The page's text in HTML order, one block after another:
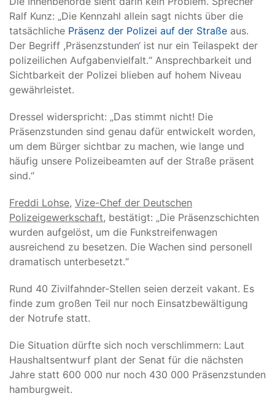
Ralf Kunz: „Die Kennzahl allein sagt nichts über die
tatsächliche Präsenz der Polizei auf der Straße aus.
Der Begriff ,Präsenzstunden‘ ist nur ein Teilaspekt der
polizeilichen Aufgabenvielfalt.“ Ansprechbarkeit und
Sichtbarkeit der Polizei blieben auf hohem Niveau
gewährleistet.
Dressel widerspricht: „Das stimmt nicht! Die
Präsenzstunden sind genau dafür entwickelt worden,
um dem Bürger sichtbar zu machen, wie lange und
häufig unsere Polizeibeamten auf der Straße präsent
sind.“
Freddi Lohse, Vize-Chef der Deutschen
Polizeigewerkschaft, bestätigt: „Die Präsenzschichten
wurden aufgelöst, um die Funkstreifenwagen
ausreichend zu besetzen. Die Wachen sind personell
dramatisch unterbesetzt.“
Rund 40 Zivilfahnder-Stellen seien derzeit vakant. Es
finde zum großen Teil nur noch Einsatzbewältigung
der Notrufe statt.
Die Situation dürfte sich noch verschlimmern: Laut
Haushaltsentwurf plant der Senat für die nächsten
Jahre statt 600 000 nur noch 430 000 Präsenzstunden
hamburgweit.